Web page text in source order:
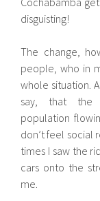
disguisting!
The change,
people, who in
whole situation.
say, that
population
don’t feel social
times I saw the
cars onto the
me.